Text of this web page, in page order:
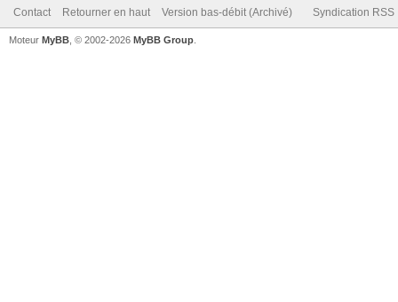
Contact Retourner en haut Version bas-débit (Archivé) Syndication RSS
Moteur MyBB , © 2002-2026 MyBB Group